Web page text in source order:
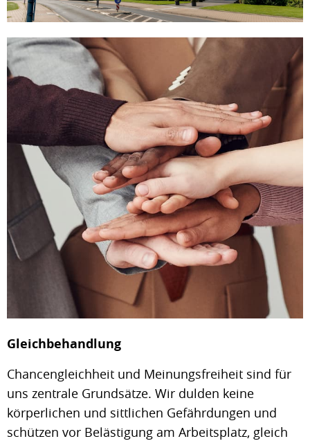
Gleichbehandlung
Chancengleichheit und Meinungsfreiheit sind für
uns zentrale Grundsätze. Wir dulden keine
körperlichen und sittlichen Gefährdungen und
schützen vor Belästigung am Arbeitsplatz, gleich